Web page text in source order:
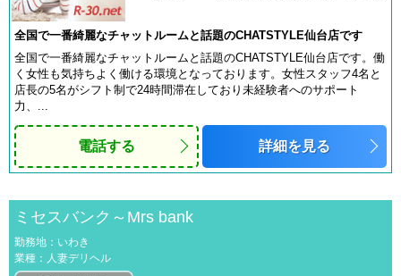
全国で一番綺麗なチャットルームと話題のCHATSTYLE仙台店です
全国で一番綺麗なチャットルームと話題のCHATSTYLE仙台店です。働
く女性も気持ちよく働ける環境となっております。女性スタッフ4名と
店長の5名がシフト制で24時間滞在しており未経験者へのサポート
力、...
電話する 詳細を見る
ミセスバンク～Mrs bank
勤務地：いわき
業種：人妻デリヘル